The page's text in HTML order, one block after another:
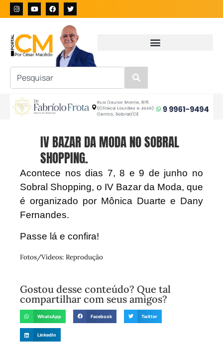
IV BAZAR DA MODA NO SOBRAL
SHOPPING.
Acontece nos dias 7, 8 e 9 de junho no
Sobral Shopping, o IV Bazar da Moda, que
é organizado por Mônica Duarte e Dany
Fernandes.
Passe lá e confira!
Fotos/Vídeos: Reprodução
Gostou desse conteúdo? Que tal
compartilhar com seus amigos?
WhatsApp Facebook Twitter
LinkedIn